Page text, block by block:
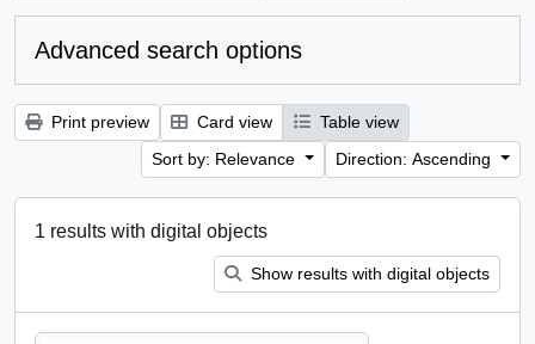
Advanced search options
Print preview Card view
Table view
Sort by: Relevance
Direction: Ascending
1 results with digital objects
Show results with digital objects